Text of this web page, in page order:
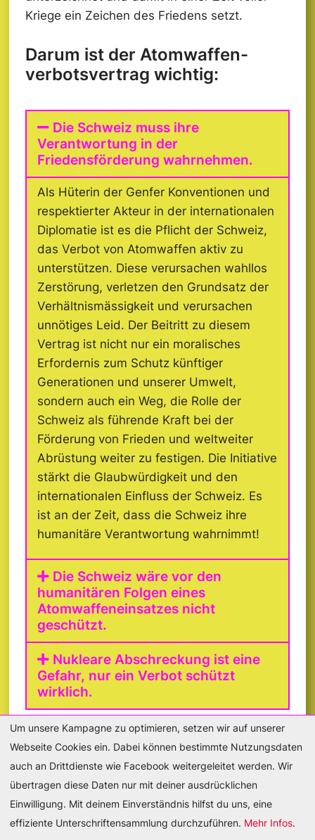
Kriege ein Zeichen des Friedens setzt.
Darum ist der Atomwaffen­
verbots­vertrag wichtig:
Die Schweiz muss ihre
Verantwortung in der
Friedensförderung wahrnehmen.
Als Hüterin der Genfer Konventionen und
respektierter Akteur in der internationalen
Diplomatie ist es die Pflicht der Schweiz,
das Verbot von Atomwaffen aktiv zu
unterstützen. Diese verursachen wahllos
Zerstörung, verletzen den Grundsatz der
Verhältnismässigkeit und verursachen
unnötiges Leid. Der Beitritt zu diesem
Vertrag ist nicht nur ein moralisches
Erfordernis zum Schutz künftiger
Generationen und unserer Umwelt,
sondern auch ein Weg, die Rolle der
Schweiz als führende Kraft bei der
Förderung von Frieden und weltweiter
Abrüstung weiter zu festigen. Die Initiative
stärkt die Glaubwürdigkeit und den
internationalen Einfluss der Schweiz. Es
ist an der Zeit, dass die Schweiz ihre
humanitäre Verantwortung wahrnimmt!
Die Schweiz wäre vor den
humanitären Folgen eines
Atomwaffeneinsatzes nicht
geschützt.
Nukleare Abschreckung ist eine
Gefahr, nur ein Verbot schützt
wirklich.
Um unsere Kampagne zu optimieren, setzen wir auf unserer
Webseite Cookies ein. Dabei können bestimmte Nutzungsdaten
auch an Drittdienste wie Facebook weitergeleitet werden. Wir
übertragen diese Daten nur mit deiner ausdrücklichen
Einwilligung. Mit deinem Einverständnis hilfst du uns, eine
effiziente Unterschriftensammlung durchzuführen. Mehr Infos.
DE FR